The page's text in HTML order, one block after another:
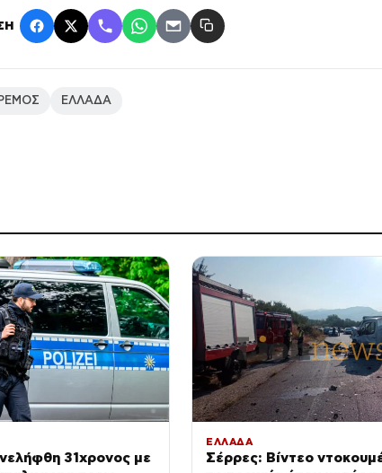
ΕΛΛΑΔΑ
31χρονος με
ΕΛΛΑΔΑ
Σέρρες: Βίντεο